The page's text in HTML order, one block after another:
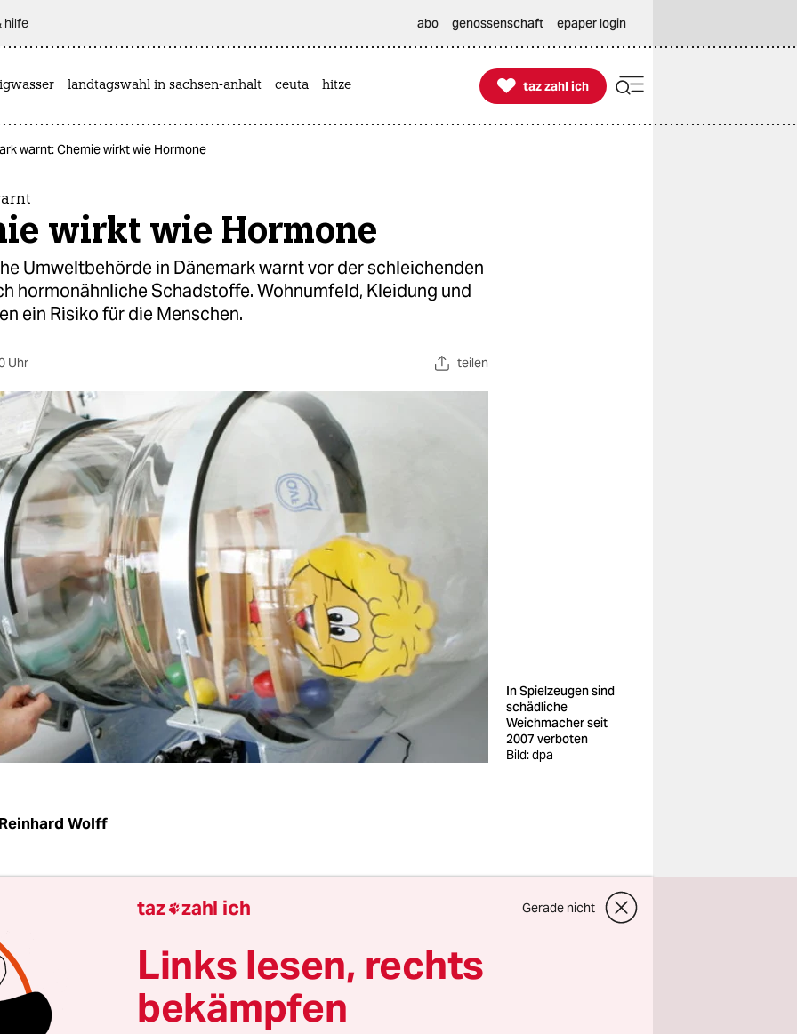
hilfe abo genossenschaft epaper login
landtagswahl in sachsen-anhalt ceuta hitze 
taz zahl ich
taz zahl ich
warnt: Chemie wirkt wie Hormone
wirkt wie Hormone
Umweltbehörde in Dänemark warnt vor der schleichenden
hormonähnliche Schadstoffe. Wohnumfeld, Kleidung und
ein Risiko für die Menschen.
Uhr teilen
In Spielzeugen sind
schädliche
Weichmacher seit
2007 verboten
Bild: dpa
Reinhard Wolff
mit Fehlbildungen der Geschlechtsorgane geboren.
Mädchen wachsen Brüste und Schamhaare. Die
von Männern wird immer schlechter, und die
Rate steigt. Das sind höchstwahrscheinlich einige der
der Kombination hormonähnlicher und
Stoffe, denen die Menschen in wachsendem
taz zahl ich Gerade nicht
Links lesen, rechts
bekämpfen